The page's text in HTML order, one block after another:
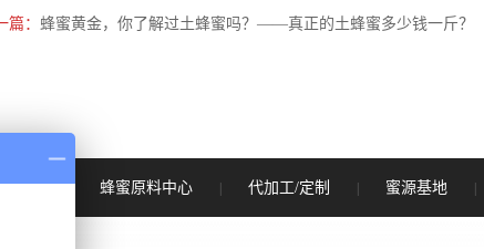
篇： 蜂蜜黄金，你了解过土蜂蜜吗？——真正的土蜂蜜多少钱一斤？
首页 | 蜂蜜原料中心 代加工/定制 蜜源基地